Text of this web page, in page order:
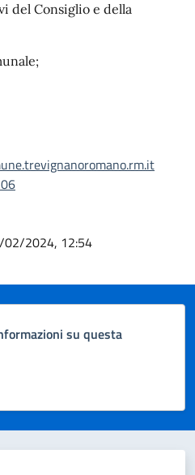
del Consiglio e della
02/2024, 12:54
su questa
su 5
su 5
5